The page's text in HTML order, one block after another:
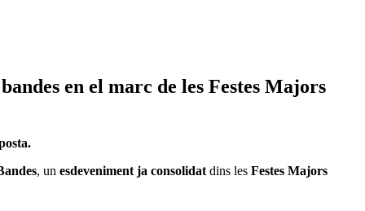
en el marc de les Festes Majors
, un esdeveniment ja consolidat dins les Festes Majors